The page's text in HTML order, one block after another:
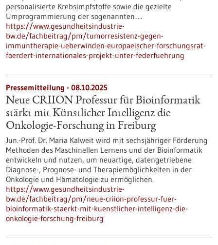
personalisierte Krebsimpfstoffe sowie die gezielte
Umprogrammierung der sogenannten…
https://www.gesundheitsindustrie-
bw.de/fachbeitrag/pm/tumorresistenz-gegen-
immuntherapie-ueberwinden-europaeischer-forschungsrat-
foerdert-internationales-projekt-unter-federfuehrung
Pressemitteilung - 08.10.2025
Neue CRIION Professur für Bioinformatik
stärkt mit Künstlicher Intelligenz die
Onkologie-Forschung in Freiburg
Jun.-Prof. Dr. Maria Kalweit wird mit sechsjähriger Förderung
Methoden des Maschinellen Lernens und der Bioinformatik
entwickeln und nutzen, um neuartige, datengetriebene
Diagnose-, Prognose- und Therapiemöglichkeiten in der
Onkologie und Hämatologie zu ermöglichen.
https://www.gesundheitsindustrie-
bw.de/fachbeitrag/pm/neue-criion-professur-fuer-
bioinformatik-staerkt-mit-kuenstlicher-intelligenz-die-
onkologie-forschung-freiburg